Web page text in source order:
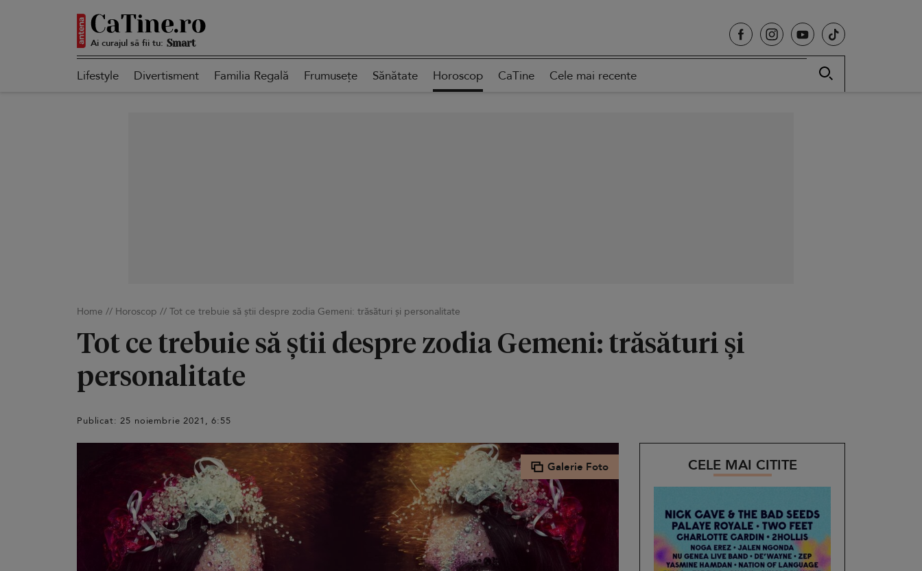
Ai curajul să fii tu: Autentică
Lifestyle Divertisment Familia Regală Frumusețe Sănătate Horoscop CaTine Cele mai recente
Home // Horoscop // Tot ce trebuie să știi despre zodia Gemeni: trăsături și personalitate
Tot ce trebuie să știi despre zodia Gemeni: trăsături și
personalitate
Publicat: 25 noiembrie 2021, 6:55
Galerie Foto CELE MAI CITITE